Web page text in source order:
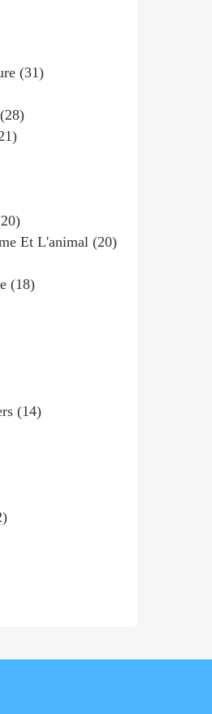
(31)
(28)
Et L'animal (20)
(18)
(14)